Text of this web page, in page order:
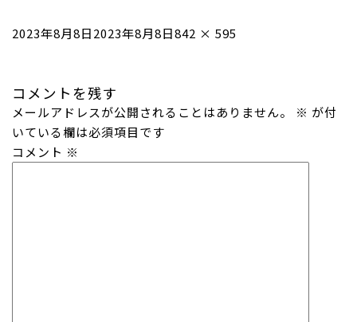
投
2023年8月8日2023年8月8日フ
ズ
842 × 595
コメントを残す
メールアドレスが公開されることはありません。 ※ が付
いている欄は必須項目です
コメント ※